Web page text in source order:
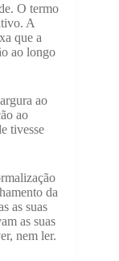
O termo
A
que a
ao longo
ao
ao
tivesse
da
as suas
as suas
nem ler.